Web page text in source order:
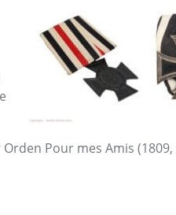
Pour mes Amis